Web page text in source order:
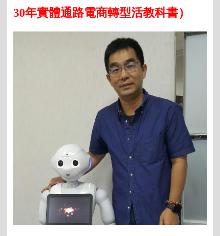
30年實體通路電商轉型活教科書）